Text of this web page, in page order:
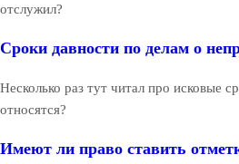
отслужил?
Сроки давности по делам о
Несколько раз тут читал про исковые
относятся?
Имеют ли право ставить